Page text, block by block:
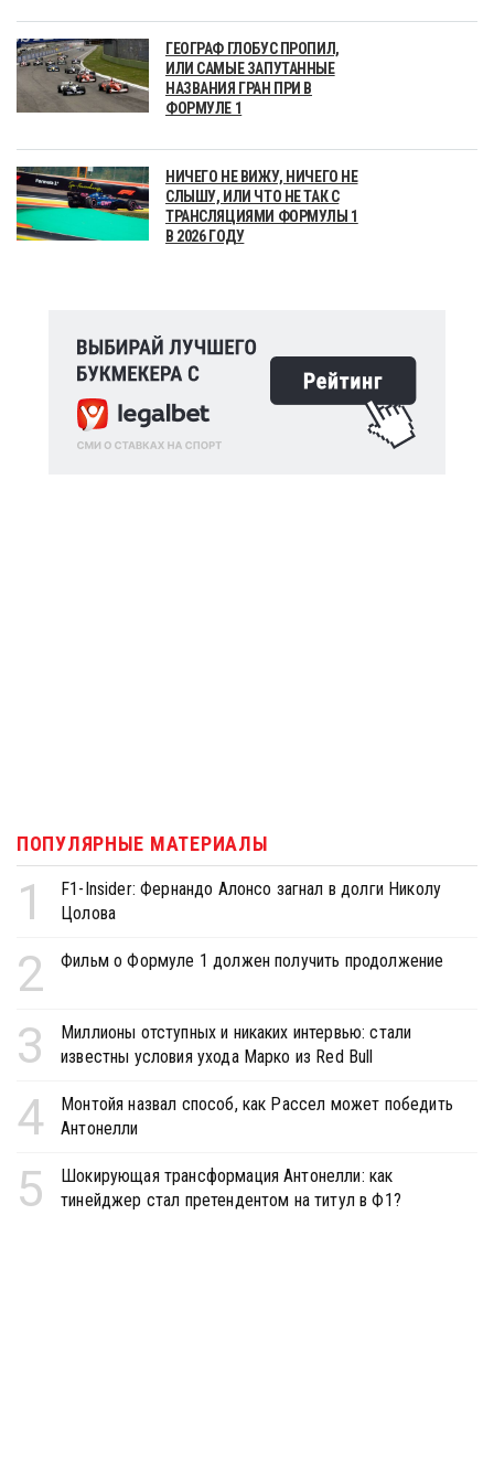
ГЕОГРАФ ГЛОБУС ПРОПИЛ,
ИЛИ САМЫЕ ЗАПУТАННЫЕ
НАЗВАНИЯ ГРАН ПРИ В
ФОРМУЛЕ 1
НИЧЕГО НЕ ВИЖУ, НИЧЕГО НЕ
СЛЫШУ, ИЛИ ЧТО НЕ ТАК С
ТРАНСЛЯЦИЯМИ ФОРМУЛЫ 1
В 2026 ГОДУ
ПОПУЛЯРНЫЕ МАТЕРИАЛЫ
1
F1-Insider: Фернандо Алонсо загнал в долги Николу
Цолова
2 Фильм о Формуле 1 должен получить продолжение
3
Миллионы отступных и никаких интервью: стали
известны условия ухода Марко из Red Bull
4
Монтойя назвал способ, как Рассел может победить
Антонелли
5
Шокирующая трансформация Антонелли: как
тинейджер стал претендентом на титул в Ф1?